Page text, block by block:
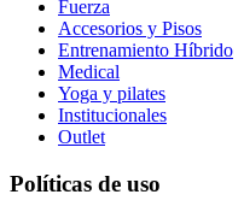
Fuerza
Accesorios y Pisos
Entrenamiento Híbrido
Medical
Yoga y pilates
Institucionales
Outlet
Políticas de uso